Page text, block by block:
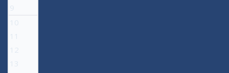
9
10
11
12
13